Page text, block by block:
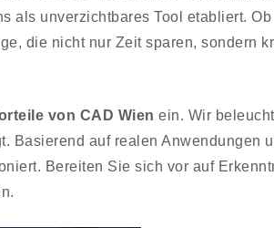
als unverzichtbares Tool etabliert. Ob
die nicht nur Zeit sparen, sondern
von CAD Wien ein. Wir
Basierend auf realen Anwendungen
Bereiten Sie sich vor auf